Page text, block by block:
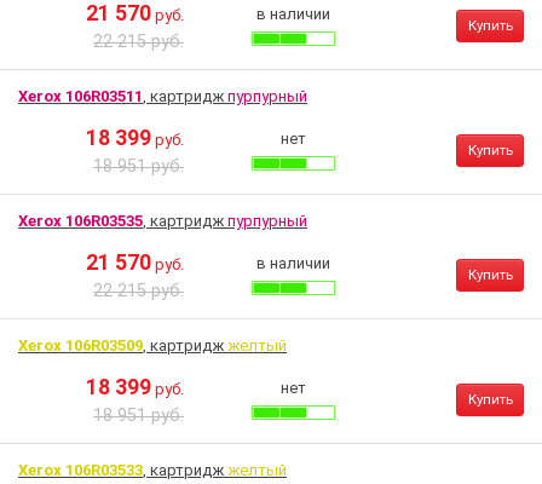
21 570 руб.
22 215 руб.
в наличии
Купить
Xerox 106R03511, картридж пурпурный
18 399 руб.
18 951 руб.
нет
Купить
Xerox 106R03535, картридж пурпурный
21 570 руб.
22 215 руб.
в наличии
Купить
Xerox 106R03509, картридж желтый
18 399 руб.
18 951 руб.
нет
Купить
Xerox 106R03533, картридж желтый